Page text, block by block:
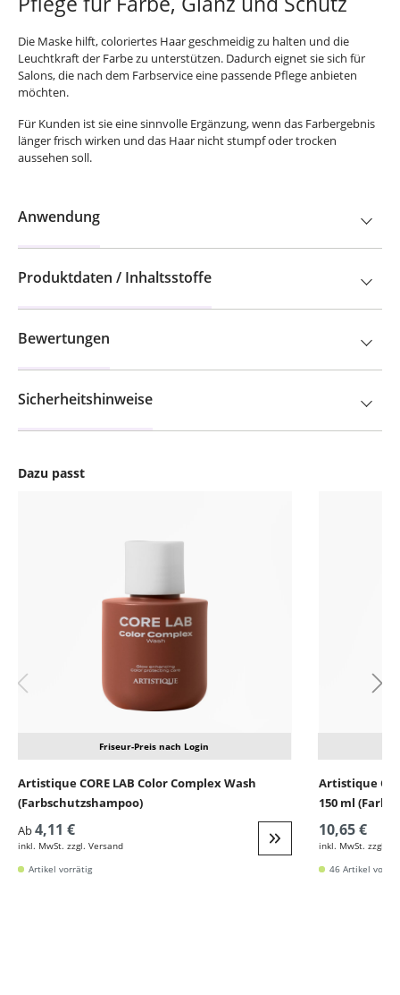
Dazu passt
Friseur-Preis nach Login
Artistique CORE LAB Color Complex Wash
(Farbschutzshampoo)
Ab4,11 €
inkl. MwSt. zzgl. Versand Weiter zur Detail
Artikel vorrätig
Artistique
150 ml
10,65 €
inkl. MwSt. zzgl.
46 Artikel
Die Maske hilft, coloriertes Haar geschmeidig zu halten und die
Leuchtkraft der Farbe zu unterstützen. Dadurch eignet sie sich für
Salons, die nach dem Farbservice eine passende Pflege anbieten
möchten.
Für Kunden ist sie eine sinnvolle Ergänzung, wenn das Farbergebnis
länger frisch wirken und das Haar nicht stumpf oder trocken
aussehen soll.
Anwendung
Produktdaten / Inhaltsstoffe
Bewertungen
Sicherheitshinweise